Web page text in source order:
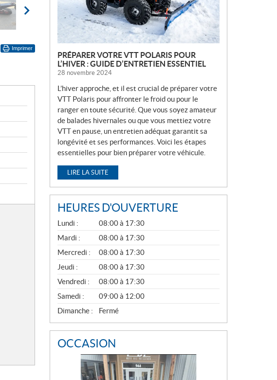
Imprimer
L
S
PRÉPARER VOTRE VTT POLARIS POUR
L’HIVER : GUIDE D’ENTRETIEN ESSENTIEL
28 novembre 2024
L’hiver approche, et il est crucial de préparer votre
VTT Polaris pour affronter le froid ou pour le
ranger en toute sécurité. Que vous soyez amateur
de balades hivernales ou que vous mettiez votre
VTT en pause, un entretien adéquat garantit sa
longévité et ses performances. Voici les étapes
essentielles pour bien préparer votre véhicule.
LIRE LA SUITE
HEURES D'OUVERTURE
G
É
N
É
R
A
L
Lundi :
08:00 à 17:30
Mardi :
08:00 à 17:30
Mercredi :
08:00 à 17:30
Jeudi :
08:00 à 17:30
Vendredi :
08:00 à 17:30
Samedi :
09:00 à 12:00
Dimanche :
Fermé
OCCASION